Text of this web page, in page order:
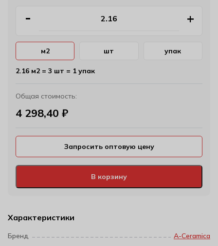
Характеристики
Бренд
A-Ceramica
В корзину
м2 шт упак
2.16 м2 = 3 шт = 1 упак
Общая стоимость:
4 298,40 ₽
Запросить оптовую цену